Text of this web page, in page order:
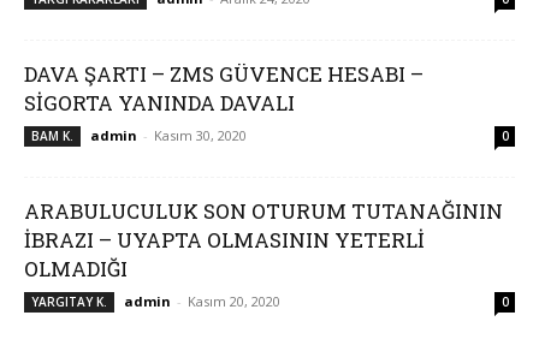
DAVA ŞARTI – ZMS GÜVENCE HESABI –
SİGORTA YANINDA DAVALI
BAM K. admin - Kasım 30, 2020 0
ARABULUCULUK SON OTURUM TUTANAĞININ
İBRAZI – UYAPTA OLMASININ YETERLİ
OLMADIĞI
YARGITAY K. admin - Kasım 20, 2020 0